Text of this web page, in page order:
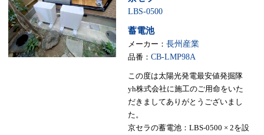
LBS-0500
蓄電池
メーカー： 長州産業
品番： CB-LMP98A
この度は太陽光発電最安値発掘隊
yh株式会社に施工のご用命をいた
だきましてありがとうございまし
た。
京セラの蓄電池：LBS-0500 × 2を設